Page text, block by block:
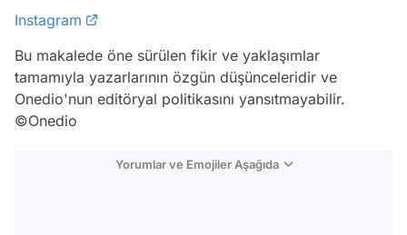
Instagram
Bu makalede öne sürülen fikir ve yaklaşımlar
tamamıyla yazarlarının özgün düşünceleridir ve
Onedio'nun editöryal politikasını yansıtmayabilir.
©Onedio
Yorumlar ve Emojiler Aşağıda